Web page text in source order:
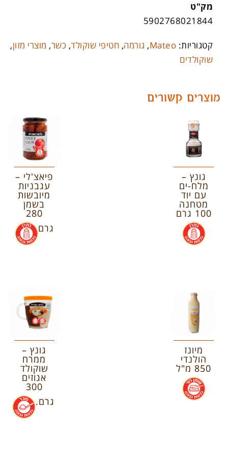
מק"ט
5902768021844
קטגוריות: Mateo
, גורמה, חטיפי שוקולד, כשר, מוצרי מזון,
שוקולדים
מוצרים קשורים
גונץ –
מלח-ים
עם יוד
מטחנה
100 גרם
.
פיאצ'לי –
עגבניות
מיובשות
בשמן
280
גרם
.
מיונז
הולנדי
850 מ"ל
.
גונץ –
ממרח
שוקולד
אגוזים
300
גרם.
.